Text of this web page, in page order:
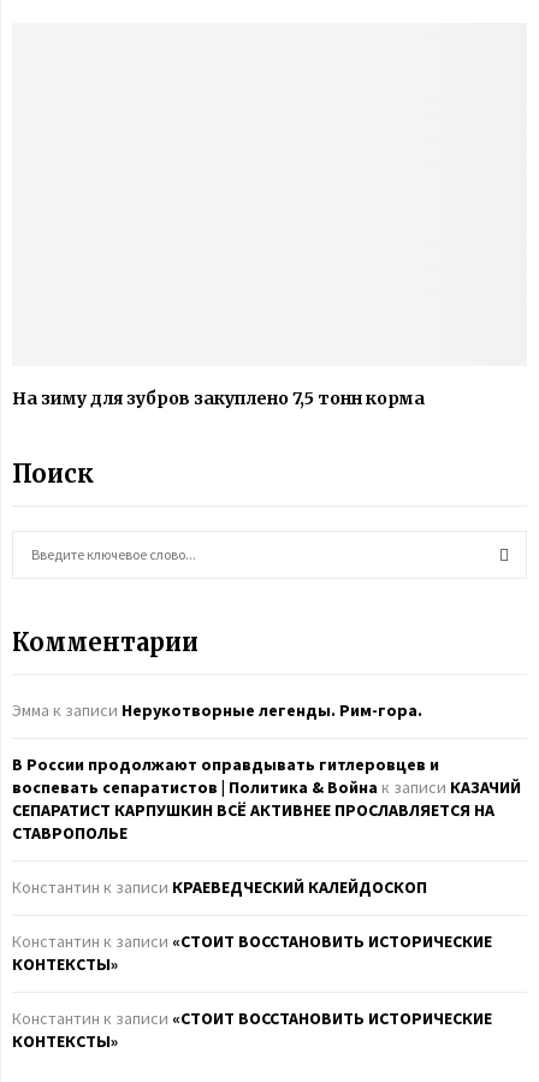
На зиму для зубров закуплено 7,5 тонн корма
Поиск
c
o
:
C
Комментарии
Эмма к записи Нерукотворные легенды. Рим-гора.
В России продолжают оправдывать гитлеровцев и
воспевать сепаратистов | Политика & Война к записи КАЗАЧИЙ
СЕПАРАТИСТ КАРПУШКИН ВСЁ АКТИВНЕЕ ПРОСЛАВЛЯЕТСЯ НА
СТАВРОПОЛЬЕ
Константин к записи КРАЕВЕДЧЕСКИЙ КАЛЕЙДОСКОП
Константин к записи «СТОИТ ВОССТАНОВИТЬ ИСТОРИЧЕСКИЕ
КОНТЕКСТЫ»
Константин к записи «СТОИТ ВОССТАНОВИТЬ ИСТОРИЧЕСКИЕ
КОНТЕКСТЫ»